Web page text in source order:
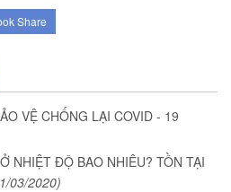
Share
VỆ CHỐNG LẠI COVID - 19
NHIỆT ĐỘ BAO NHIÊU? TỒN TẠI
03/2020)